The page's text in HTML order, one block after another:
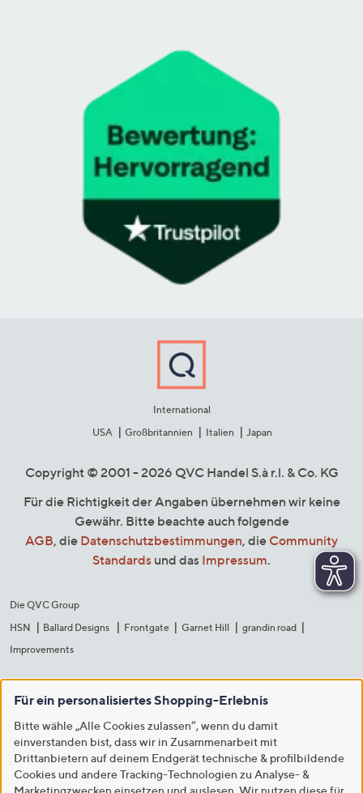
International
USA
Großbritannien Italien Japan
Copyright © 2001 - 2026 QVC Handel S.à r.l. & Co. KG
Für die Richtigkeit der Angaben übernehmen wir keine
Gewähr. Bitte beachte auch folgende
AGB, die Datenschutzbestimmungen, die Community
Standards und das Impressum.
Die QVC Group
HSN
Ballard Designs Frontgate Garnet Hill
grandin road
Improvements
Für ein personalisiertes Shopping-Erlebnis
Bitte wähle „Alle Cookies zulassen“, wenn du damit
einverstanden bist, dass wir in Zusammenarbeit mit
Drittanbietern auf deinem Endgerät technische & profilbildende
Cookies und andere Tracking-Technologien zu Analyse- &
Marketingzwecken einsetzen und auslesen. Wir nutzen diese für